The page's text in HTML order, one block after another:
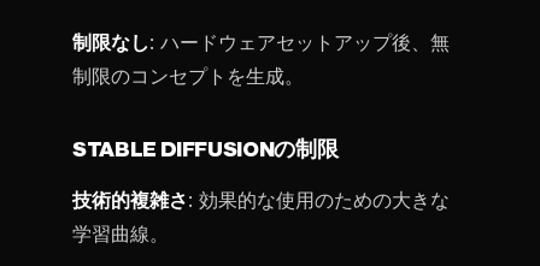
制限なし: ハードウェアセットアップ後、無
制限のコンセプトを生成。
STABLE DIFFUSIONの制限
技術的複雑さ: 効果的な使用のための大きな
学習曲線。